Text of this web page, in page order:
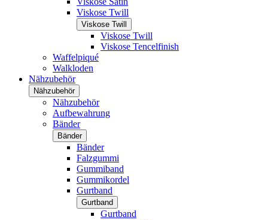
Viskose Twill
Viskose Twill
Viskose Twill
Viskose Tencelfinish
Waffelpiqué
Walkloden
Nähzubehör
Nähzubehör
Nähzubehör
Aufbewahrung
Bänder
Bänder
Bänder
Falzgummi
Gummiband
Gummikordel
Gurtband
Gurtband
Gurtband